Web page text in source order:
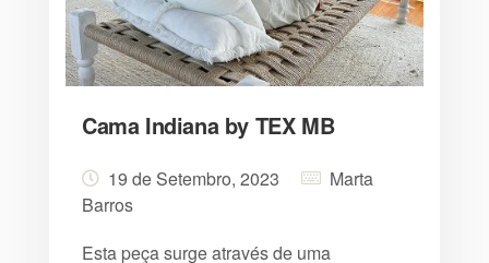
Cama Indiana by TEX MB
19 de Setembro, 2023
Marta
Barros
Esta peça surge através de uma